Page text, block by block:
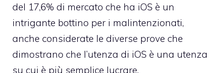
del 17,6% di mercato che ha iOS è un
intrigante bottino per i malintenzionati,
anche considerate le diverse prove che
dimostrano che l’utenza di iOS è una utenza
su cui è più semplice lucrare.